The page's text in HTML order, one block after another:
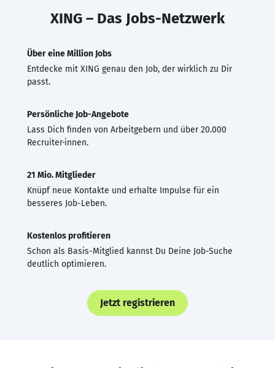
XING – Das Jobs-Netzwerk
Über eine Million Jobs
Entdecke mit XING genau den Job, der wirklich zu Dir
passt.
Persönliche Job-Angebote
Lass Dich finden von Arbeitgebern und über 20.000
Recruiter·innen.
21 Mio. Mitglieder
Knüpf neue Kontakte und erhalte Impulse für ein
besseres Job-Leben.
Kostenlos profitieren
Schon als Basis-Mitglied kannst Du Deine Job-Suche
deutlich optimieren.
Jetzt registrieren